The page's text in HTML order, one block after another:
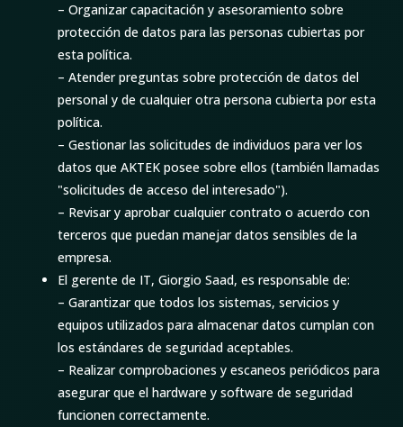
– Organizar capacitación y asesoramiento sobre
protección de datos para las personas cubiertas por
esta política.
– Atender preguntas sobre protección de datos del
personal y de cualquier otra persona cubierta por esta
política.
– Gestionar las solicitudes de individuos para ver los
datos que AKTEK posee sobre ellos (también llamadas
"solicitudes de acceso del interesado").
– Revisar y aprobar cualquier contrato o acuerdo con
terceros que puedan manejar datos sensibles de la
empresa.
El gerente de IT, Giorgio Saad, es responsable de:
– Garantizar que todos los sistemas, servicios y
equipos utilizados para almacenar datos cumplan con
los estándares de seguridad aceptables.
– Realizar comprobaciones y escaneos periódicos para
asegurar que el hardware y software de seguridad
funcionen correctamente.